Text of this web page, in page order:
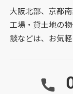
大阪北部、京都
工場・貸土地の
談などは、お気